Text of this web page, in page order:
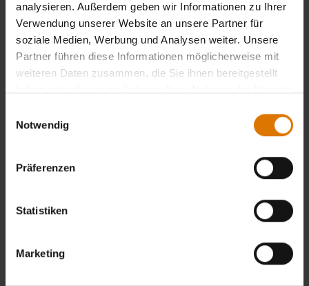
analysieren. Außerdem geben wir Informationen zu Ihrer
Verwendung unserer Website an unsere Partner für
soziale Medien, Werbung und Analysen weiter. Unsere
Partner führen diese Informationen möglicherweise mit
weiteren Daten zusammen, die Sie ihnen bereitgestellt
Notwendig
Präferenzen
Statistiken
Marketing